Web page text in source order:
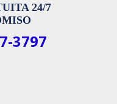
24/7
3797